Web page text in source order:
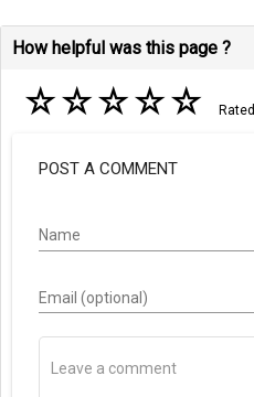
How helpful was this page ?
☆☆☆☆☆ Rated
POST A COMMENT
Name
Email (optional)